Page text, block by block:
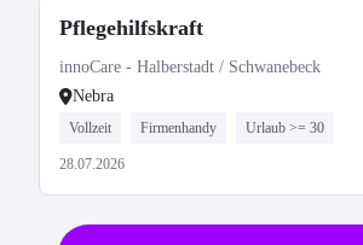
Pflegehilfskraft
innoCare - Halberstadt / Schwanebeck
Nebra
Vollzeit Firmenhandy Urlaub >= 30
28.07.2026